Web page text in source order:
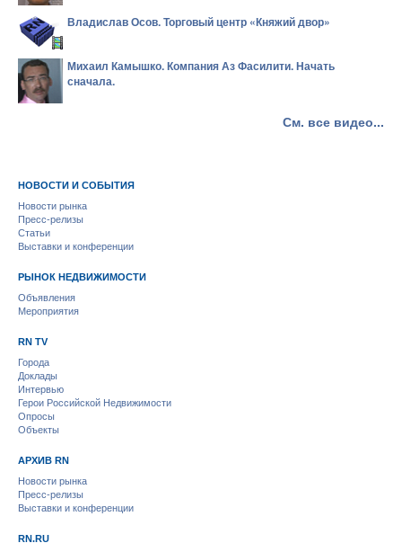
Владислав Осов. Торговый центр «Княжий двор»
Михаил Камышко. Компания Аз Фасилити. Начать
сначала.
См. все видео...
НОВОСТИ И СОБЫТИЯ
Новости рынка
Пресс-релизы
Статьи
Выставки и конференции
РЫНОК НЕДВИЖИМОСТИ
Объявления
Мероприятия
RN TV
Города
Доклады
Интервью
Герои Российской Недвижимости
Опросы
Объекты
АРХИВ RN
Новости рынка
Пресс-релизы
Выставки и конференции
RN.RU